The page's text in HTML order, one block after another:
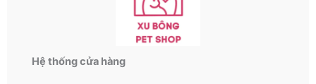
Hệ thống cửa hàng